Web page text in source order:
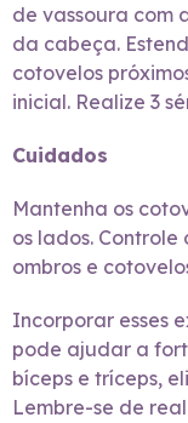
de vassoura com
da cabeça.
cotovelos
inicial. Realize 3
Cuidados
Mantenha os
os lados.
ombros e
Incorporar esses
pode ajudar a
bíceps e tríceps,
Lembre-se de